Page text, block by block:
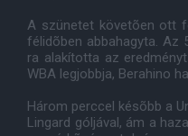
A szünetet követõen ott
félidõben abbahagyta. Az
ra alakította az
WBA legjobbja, Berahino
Három perccel késõbb a
Lingard góljával, ám a